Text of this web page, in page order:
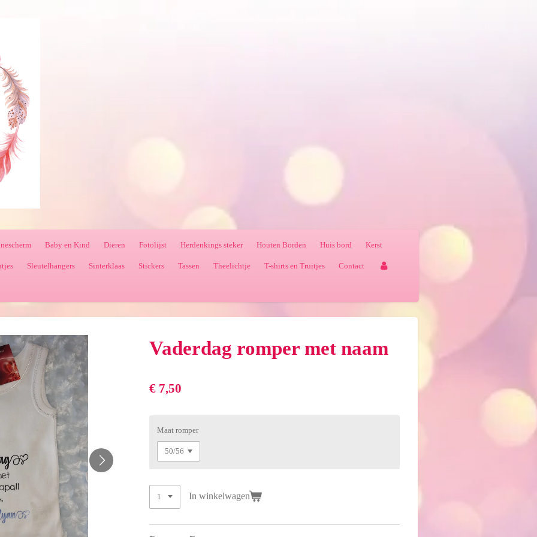
Baby en Kind Dieren Fotolijst Herdenkings steker Houten Borden Huis bord Kerst
Sleutelhangers Sinterklaas Stickers Tassen Theelichtje T-shirts en Truitjes Contact
Vaderdag romper met naam
€ 7,50
Maat romper
In winkelwagen